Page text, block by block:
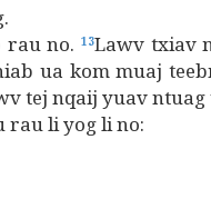
rau no. 13Lawv txiav
ua kom muaj
tej nqaij yuav ntuag
rau li yog li no: